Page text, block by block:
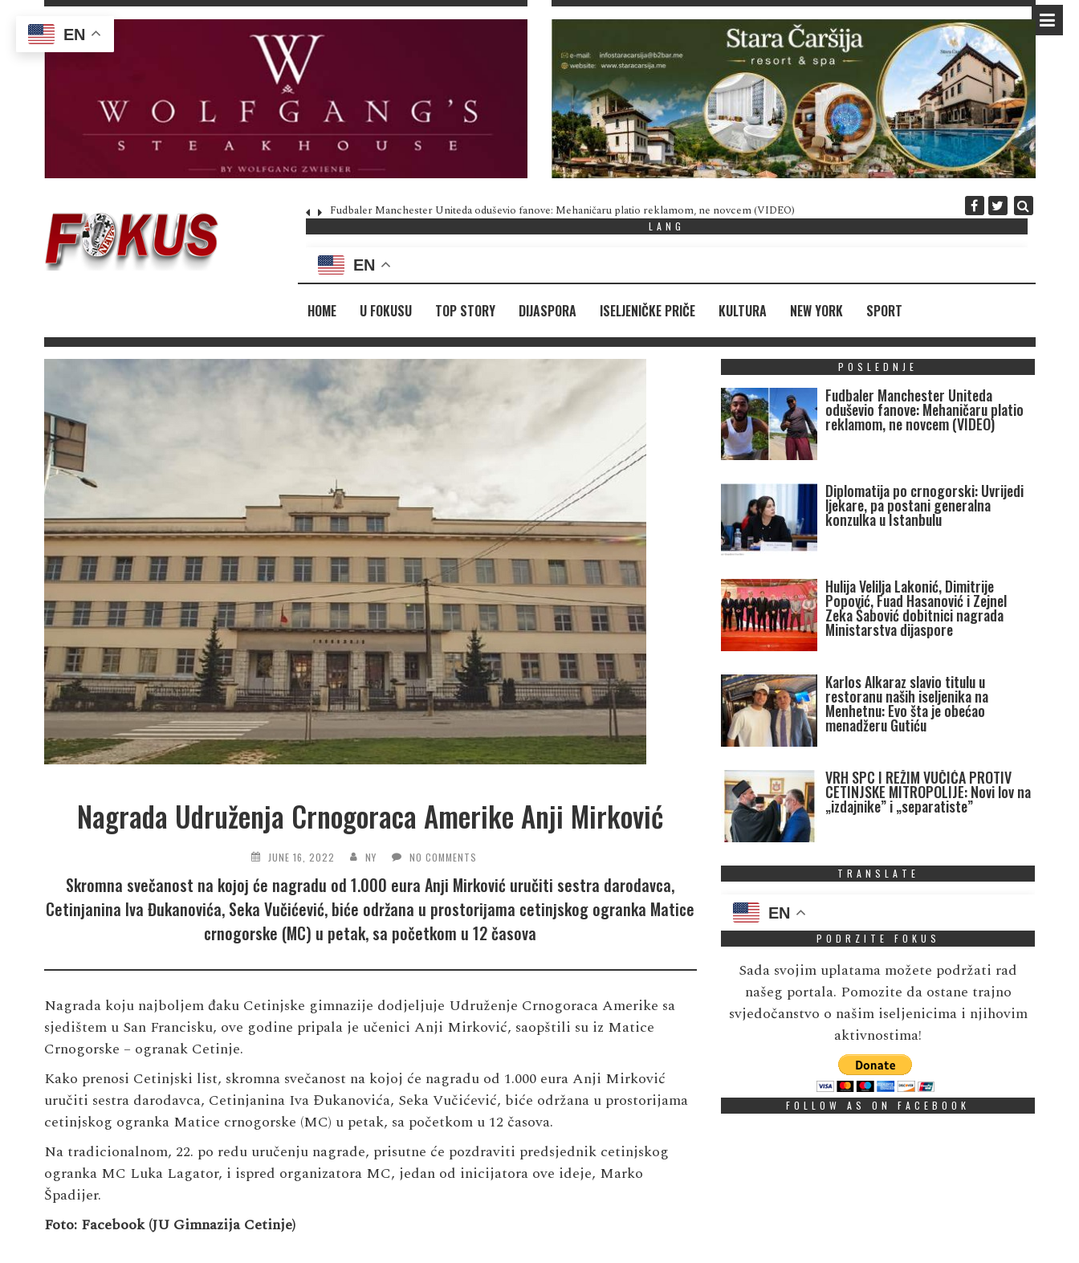
Fudbaler Manchester Uniteda oduševio fanove: Mehaničaru platio reklamom, ne novcem (VIDEO) Diplomatija po
LANG
EN
HOME U FOKUSU TOP STORY DIJASPORA ISELJENIČKE PRIČE KULTURA NEW YORK SPORT
Nagrada Udruženja Crnogoraca Amerike Anji Mirković
JUNE 16, 2022 NY NO COMMENTS
Skromna svečanost na kojoj će nagradu od 1.000 eura Anji Mirković uručiti sestra darodavca,
Cetinjanina Iva Đukanovića, Seka Vučićević, biće održana u prostorijama cetinjskog ogranka Matice
crnogorske (MC) u petak, sa početkom u 12 časova
Nagrada koju najboljem đaku Cetinjske gimnazije dodjeljuje Udruženje Crnogoraca Amerike sa
sjedištem u San Francisku, ove godine pripala je učenici Anji Mirković, saopštili su iz Matice
Crnogorske – ogranak Cetinje.
Kako prenosi Cetinjski list, skromna svečanost na kojoj će nagradu od 1.000 eura Anji Mirković
uručiti sestra darodavca, Cetinjanina Iva Đukanovića, Seka Vučićević, biće održana u prostorijama
cetinjskog ogranka Matice crnogorske (MC) u petak, sa početkom u 12 časova.
Na tradicionalnom, 22. po redu uručenju nagrade, prisutne će pozdraviti predsjednik cetinjskog
ogranka MC Luka Lagator, i ispred organizatora MC, jedan od inicijatora ove ideje, Marko
Špadijer.
Foto: Facebook (JU Gimnazija Cetinje)
POSLEDNJE
Fudbaler Manchester Uniteda
oduševio fanove: Mehaničaru platio
reklamom, ne novcem (VIDEO)
Diplomatija po crnogorski: Uvrijedi
ljekare, pa postani generalna
konzulka u Istanbulu
Hulija Velilja Lakonić, Dimitrije
Popović, Fuad Hasanović i Zejnel
Zeka Šabović dobitnici nagrada
Ministarstva dijaspore
Karlos Alkaraz slavio titulu u
restoranu naših iseljenika na
Menhetnu: Evo šta je obećao
menadžeru Gutiću
VRH SPC I REŽIM VUČIĆA PROTIV
CETINJSKE MITROPOLIJE: Novi lov na
„izdajnike” i „separatiste”
TRANSLATE
EN
PODRZITE FOKUS
Sada svojim uplatama možete podržati rad
našeg portala. Pomozite da ostane trajno
svjedočanstvo o našim iseljenicima i njihovim
aktivnostima!
FOLLOW AS ON FACEBOOK
EN